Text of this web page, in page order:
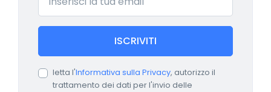
ISCRIVITI
letta l'Informativa sulla Privacy, autorizzo il
trattamento dei dati per l'invio delle